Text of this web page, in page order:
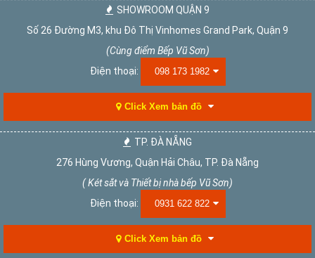
SHOWROOM QUẬN 9
Số 26 Đường M3, khu Đô Thị Vinhomes Grand Park, Quận 9
(Cùng điểm Bếp Vũ Sơn)
Điện thoại:
098 173 1982
Click Xem bản đồ
TP. ĐÀ NẴNG
276 Hùng Vương, Quận Hải Châu, TP. Đà Nẵng
( Két sắt và Thiết bị nhà bếp Vũ Sơn)
Điện thoại:
0931 622 822
Click Xem bản đồ